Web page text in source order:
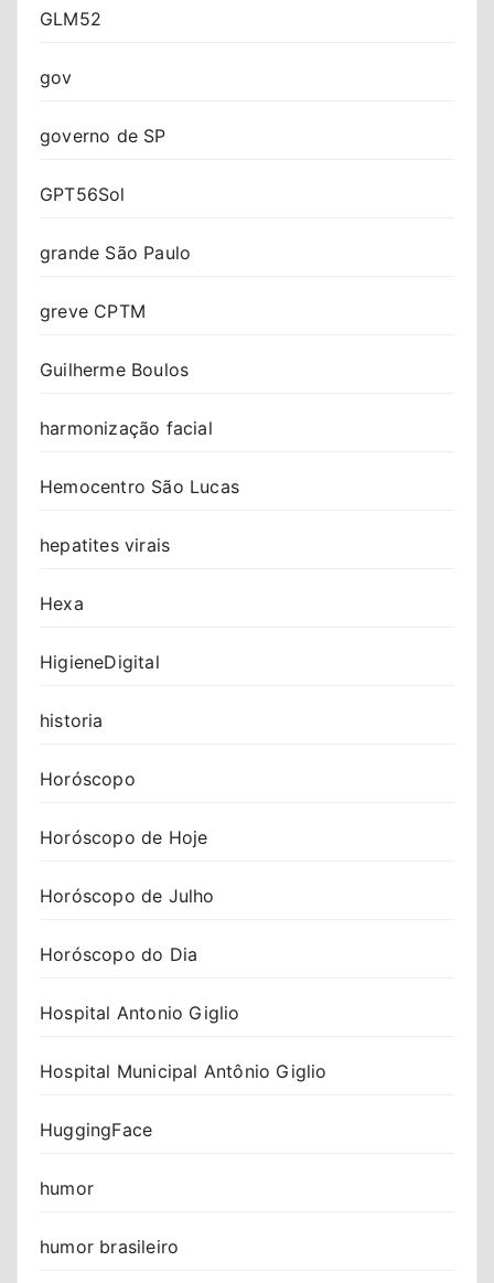
GLM52
gov
governo de SP
GPT56Sol
grande São Paulo
greve CPTM
Guilherme Boulos
harmonização facial
Hemocentro São Lucas
hepatites virais
Hexa
HigieneDigital
historia
Horóscopo
Horóscopo de Hoje
Horóscopo de Julho
Horóscopo do Dia
Hospital Antonio Giglio
Hospital Municipal Antônio Giglio
HuggingFace
humor
humor brasileiro